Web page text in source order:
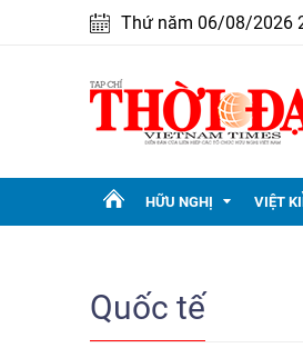
Thứ năm 06/08/2026
HỮU NGHỊ VIỆT
Quốc tế